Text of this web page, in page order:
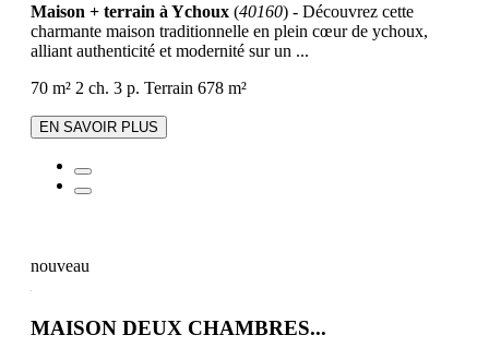
Maison + terrain à Ychoux (40160) - Découvrez cette
charmante maison traditionnelle en plein cœur de ychoux,
alliant authenticité et modernité sur un ...
70 m² 2 ch. 3 p. Terrain 678 m²
EN SAVOIR PLUS
nouveau
MAISON DEUX CHAMBRES...